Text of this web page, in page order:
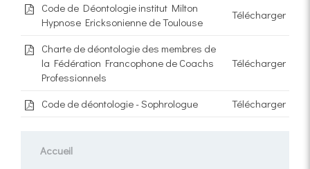
Code de Déontologie institut Milton
Hypnose Ericksonienne de Toulouse
Télécharger
Charte de déontologie des membres de
la Fédération Francophone de Coachs
Professionnels
Télécharger
Code de déontologie - Sophrologue Télécharger
Accueil